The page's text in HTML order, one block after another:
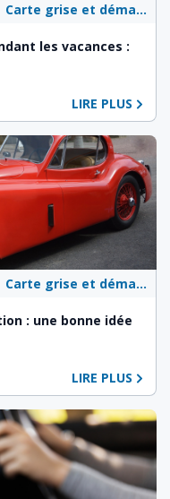
Carte grise et démarches administratives
les vacances :
LIRE PLUS
Carte grise et démarches administratives
: une bonne idée
LIRE PLUS